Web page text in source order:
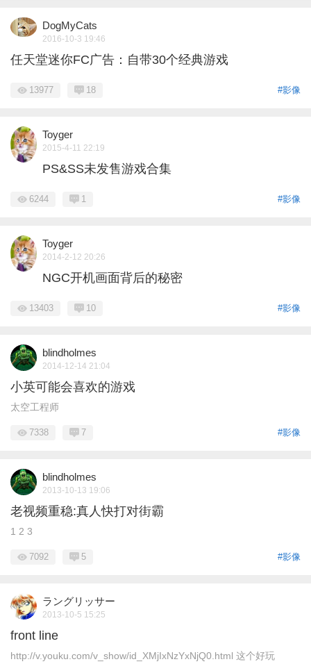
DogMyCats
2016-10-3 19:46
任天堂迷你FC广告：自带30个经典游戏
#影像
13977 18
Toyger
2015-4-11 22:19
PS&SS未发售游戏合集
#影像
6244 1
Toyger
2014-2-12 20:26
NGC开机画面背后的秘密
#影像
13403 10
blindholmes
2014-12-14 21:04
小英可能会喜欢的游戏
太空工程师
#影像
7338 7
blindholmes
2013-10-13 19:06
老视频重稳:真人快打对街霸
1 2 3
#影像
7092 5
ラングリッサー
2013-10-5 15:25
front line
http://v.youku.com/v_show/id_XMjIxNzYxNjQ0.html 这个好玩